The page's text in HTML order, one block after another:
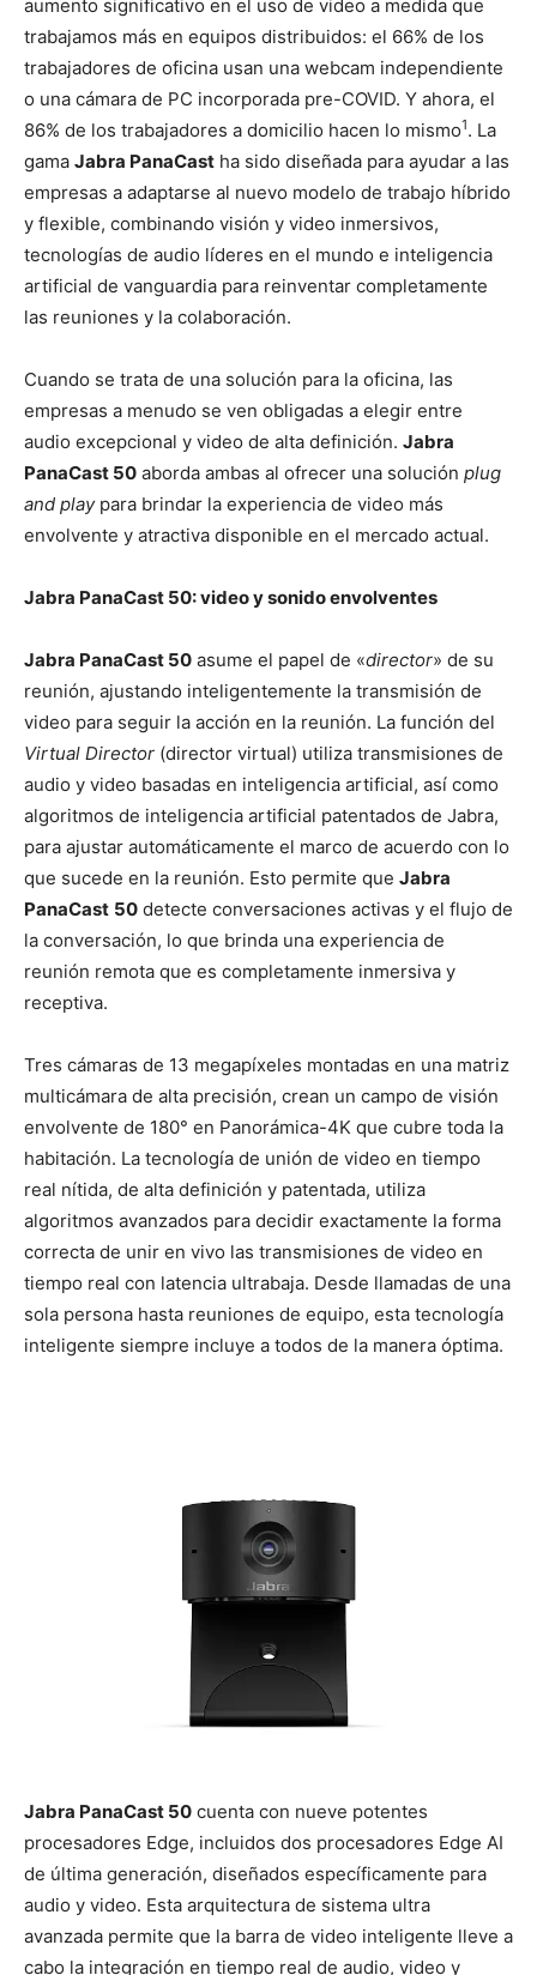
aumento significativo en el uso de video a medida que
trabajamos más en equipos distribuidos: el 66% de los
trabajadores de oficina usan una webcam independiente
o una cámara de PC incorporada pre-COVID. Y ahora, el
86% de los trabajadores a domicilio hacen lo mismo1. La
gama Jabra PanaCast ha sido diseñada para ayudar a las
empresas a adaptarse al nuevo modelo de trabajo híbrido
y flexible, combinando visión y video inmersivos,
tecnologías de audio líderes en el mundo e inteligencia
artificial de vanguardia para reinventar completamente
las reuniones y la colaboración.
Cuando se trata de una solución para la oficina, las
empresas a menudo se ven obligadas a elegir entre
audio excepcional y video de alta definición. Jabra
PanaCast 50 aborda ambas al ofrecer una solución plug
and playpara brindar la experiencia de video más
envolvente y atractiva disponible en el mercado actual.
Jabra PanaCast 50: video y sonido envolventes
Jabra PanaCast 50 asume el papel de «director» de su
reunión, ajustando inteligentemente la transmisión de
video para seguir la acción en la reunión. La función del
Virtual Director (director virtual) utiliza transmisiones de
audio y video basadas en inteligencia artificial, así como
algoritmos de inteligencia artificial patentados de Jabra,
para ajustar automáticamente el marco de acuerdo con lo
que sucede en la reunión. Esto permite que Jabra
PanaCast 50 detecte conversaciones activas y el flujo de
la conversación, lo que brinda una experiencia de
reunión remota que es completamente inmersiva y
receptiva.
Tres cámaras de 13 megapíxeles montadas en una matriz
multicámara de alta precisión, crean un campo de visión
envolvente de 180° en Panorámica-4K que cubre toda la
habitación. La tecnología de unión de video en tiempo
real nítida, de alta definición y patentada, utiliza
algoritmos avanzados para decidir exactamente la forma
correcta de unir en vivo las transmisiones de video en
tiempo real con latencia ultrabaja. Desde llamadas de una
sola persona hasta reuniones de equipo, esta tecnología
inteligente siempre incluye a todos de la manera óptima.
Jabra PanaCast 50 cuenta con nueve potentes
procesadores Edge, incluidos dos procesadores Edge AI
de última generación, diseñados específicamente para
audio y video. Esta arquitectura de sistema ultra
avanzada permite que la barra de video inteligente lleve a
cabo la integración en tiempo real de audio, video y